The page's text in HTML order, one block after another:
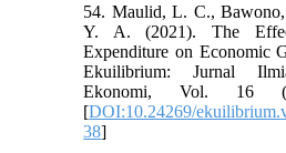
54. Maulid, L. C.,
Y. A. (2021). The
Expenditure on Economic
Ekuilibrium: Jurnal
Ekonomi, Vol. 16
[DOI:10.24269/
38]